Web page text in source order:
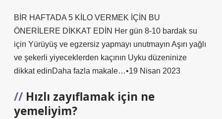
BİR HAFTADA 5 KİLO VERMEK İÇİN BU
ÖNERİLERE DİKKAT EDİN Her gün 8-10 bardak su
için Yürüyüş ve egzersiz yapmayı unutmayın Aşırı yağlı
ve şekerli yiyeceklerden kaçının Uyku düzeninize
dikkat edinDaha fazla makale…•19 Nisan 2023
Hızlı zayıflamak için ne
yemeliyim?